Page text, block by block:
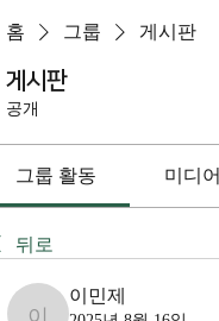
홈 그룹 게시판
게시판
공개
그룹 활동 미디어
뒤로
이민제